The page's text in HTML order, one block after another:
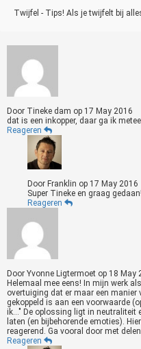
Twijfel - Tips! Als je twijfelt bij
Door Tineke dam op 17 May 2016
dat is een inkopper, daar ga ik
Reageren
Door Franklin op 17 May 2016
Super Tineke en graag gedaan!
Reageren
Door Yvonne Ligtermoet op 18 May
Helemaal mee eens! In mijn werk
overtuiging dat er maar een manier
gekoppeld is aan een voorwaarde
ik..." De oplossing ligt in neutraliteit
laten (en bijbehorende emoties).
reagerend. Ga vooral door met
Reageren